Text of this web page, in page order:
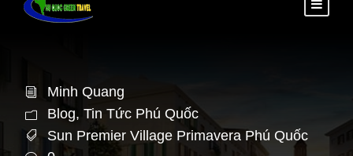
Minh Quang
Blog, Tin Tức Phú Quốc
Sun Premier Village Primavera Phú Quốc